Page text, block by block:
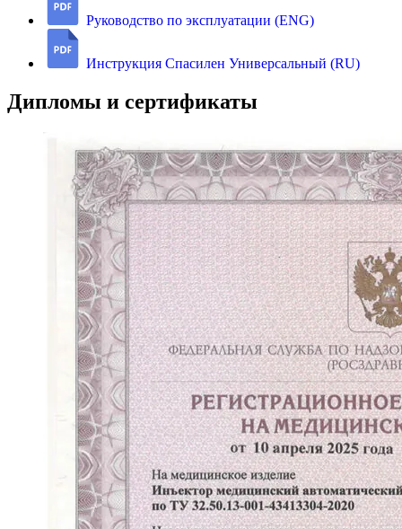
Руководство по эксплуатации (ENG)
Инструкция Спасилен Универсальный (RU)
Дипломы и сертификаты